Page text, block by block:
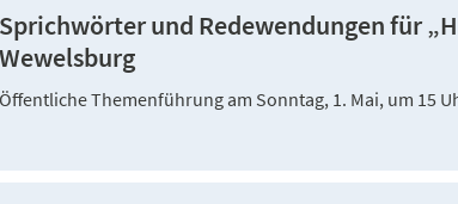
Sprichwörter und Redewendungen für
Wewelsburg
Öffentliche Themenführung am Sonntag, 1. Mai, um 15